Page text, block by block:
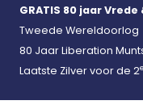
GRATIS 80 jaar
Tweede Wereldoorlog
80 Jaar Liberation
Laatste Zilver voor de 2e